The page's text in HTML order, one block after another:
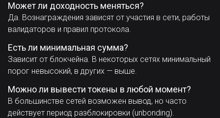
Может ли доходность меняться?
Да. Вознаграждения зависят от участия в сети, работы
валидаторов и правил протокола.
Есть ли минимальная сумма?
Зависит от блокчейна. В некоторых сетях минимальный
порог невысокий, в других — выше.
Можно ли вывести токены в любой момент?
В большинстве сетей возможен вывод, но часто
действует период разблокировки (unbonding).